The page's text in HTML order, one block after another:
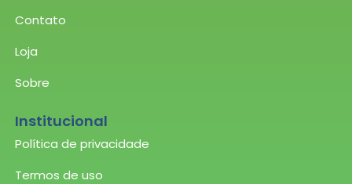
Contato
Loja
Sobre
Institucional
Política de privacidade
Termos de uso